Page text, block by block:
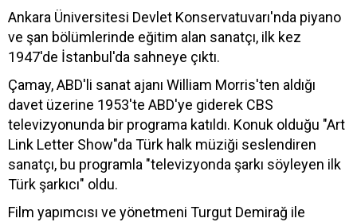
Ankara Üniversitesi Devlet Konservatuvarı'nda piyano
ve şan bölümlerinde eğitim alan sanatçı, ilk kez
1947'de İstanbul'da sahneye çıktı.
Çamay, ABD'li sanat ajanı William Morris'ten aldığı
davet üzerine 1953'te ABD'ye giderek CBS
televizyonunda bir programa katıldı. Konuk olduğu "Art
Link Letter Show"da Türk halk müziği seslendiren
sanatçı, bu programla "televizyonda şarkı söyleyen ilk
Türk şarkıcı" oldu.
Film yapımcısı ve yönetmeni Turgut Demirağ ile